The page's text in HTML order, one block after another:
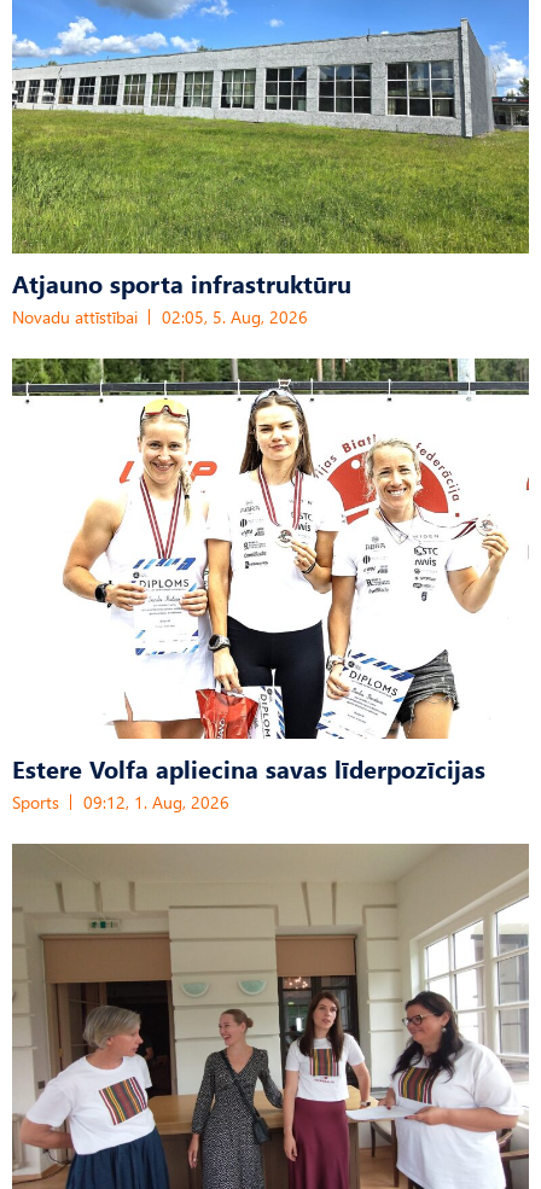
Atjauno sporta infrastruktūru
Novadu attīstībai 02:05, 5. Aug, 2026
Estere Volfa apliecina savas līderpozīcijas
Sports 09:12, 1. Aug, 2026